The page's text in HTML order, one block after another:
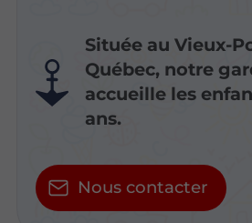
Située au Vieux-
Québec, notre
accueille les
ans.
Nous contacter